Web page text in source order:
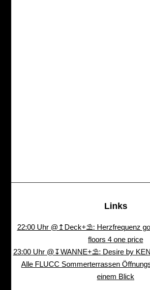
Links
22:00 Uhr @↥Deck+⛱: Herzfrequenz
floors 4 one price
23:00 Uhr @↧WANNE+⛱: Desire by
Alle FLUCC Sommerterrassen
einem Blick